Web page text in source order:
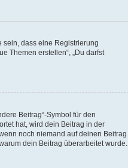
sein, dass eine Registrierung
Themen erstellen“, „Du darfst
Beitrag“-Symbol für den
hat, wird dein Beitrag in der
noch niemand auf deinen Beitrag
dein Beitrag überarbeitet wurde.